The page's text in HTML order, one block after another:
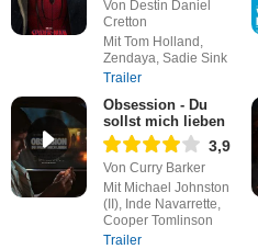
Von Destin Daniel
Cretton
Mit Tom Holland,
Zendaya, Sadie Sink
Trailer
Obsession - Du
sollst mich lieben
3,9
Von Curry Barker
Mit Michael Johnston
(II), Inde Navarrette,
Cooper Tomlinson
Trailer